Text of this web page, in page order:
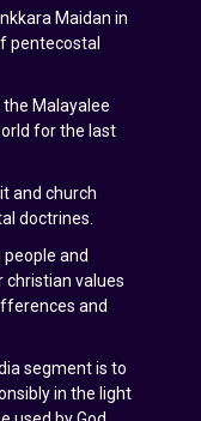
Maidan in
pentecostal
Malayalee
for the last
and church
doctrines.
and
values
and
segment is to
in the light